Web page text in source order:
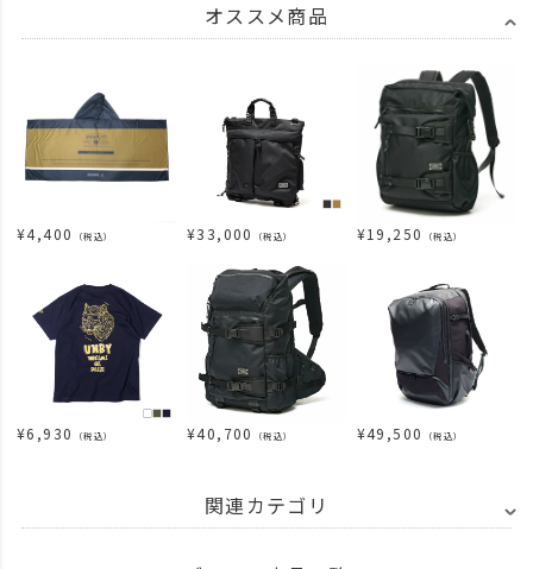
オススメ商品
¥4,400 （税込） ¥33,000 （税込） ¥19,250 （税込）
¥6,930 （税込） ¥40,700 （税込） ¥49,500 （税込）
関連カテゴリ